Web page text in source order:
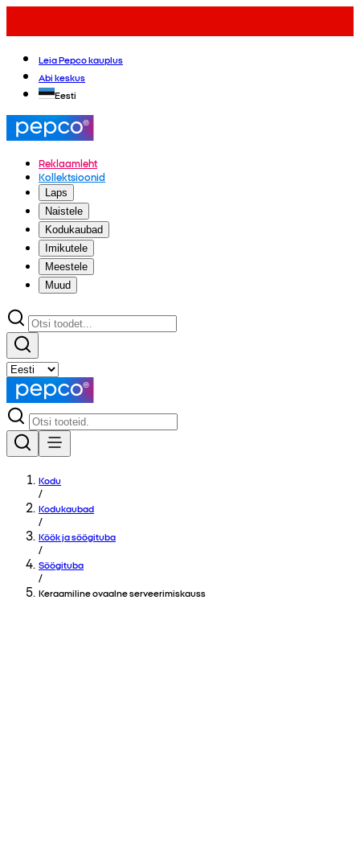
Leia Pepco kauplus
Abi keskus
Eesti
Reklaamleht
Kollektsioonid
Laps
Naistele
Kodukaubad
Imikutele
Meestele
Muud
Kodu
/
Kodukaubad
/
Köök ja söögituba
/
Söögituba
/
Keraamiline ovaalne serveerimiskauss